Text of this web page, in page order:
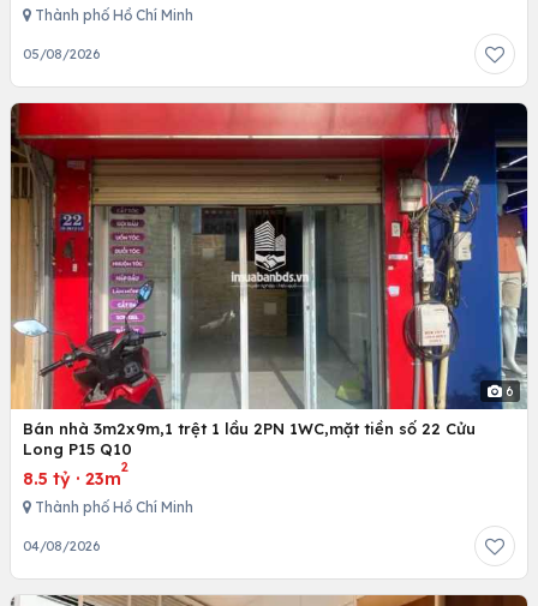
Thành phố Hồ Chí Minh
05/08/2026
6
Bán nhà 3m2x9m,1 trệt 1 lầu 2PN 1WC,mặt tiền số 22 Cửu
Long P15 Q10
8.5 tỷ · 23m
2
Thành phố Hồ Chí Minh
04/08/2026